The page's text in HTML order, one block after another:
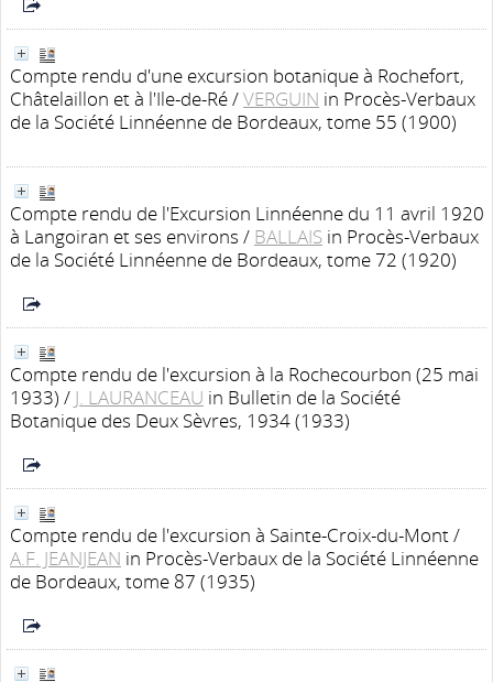
Compte rendu d'une excursion botanique à Rochefort,
Châtelaillon et à l'Ile-de-Ré/VERGUIN in Procès-Verbaux
de la Société Linnéenne de Bordeaux, tome 55 (1900)
Compte rendu de l'Excursion Linnéenne du 11 avril 1920
à Langoiran et ses environs / BALLAIS in Procès-Verbaux
de la Société Linnéenne de Bordeaux, tome 72 (1920)
Compte rendu de l'excursion à la Rochecourbon (25 mai
1933) / J. LAURANCEAU in Bulletin de la Société
Botanique des Deux Sèvres, 1934 (1933)
Compte rendu de l'excursion à Sainte-Croix-du-Mont/
A.F. JEANJEAN in Procès-Verbaux de la Société Linnéenne
de Bordeaux, tome 87 (1935)